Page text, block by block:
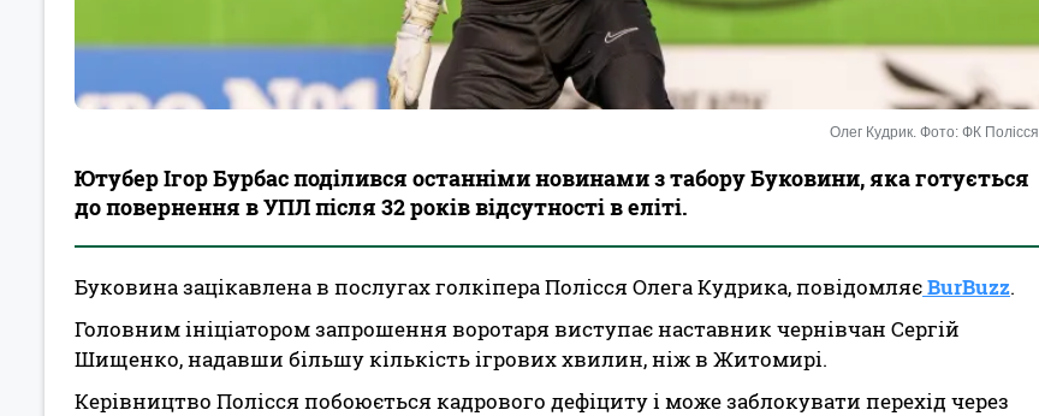
Олег Кудрик. Фото: ФК Полісся
Ютубер Ігор Бурбас поділився останніми новинами з табору Буковини, яка готується
до повернення в УПЛ після 32 років відсутності в еліті.
Буковина зацікавлена в послугах голкіпера Полісся Олега Кудрика, повідомляєBurBuzz.
Головним ініціатором запрошення воротаря виступає наставник чернівчан Сергій
Шищенко, надавши більшу кількість ігрових хвилин, ніж в Житомирі.
Керівництво Полісся побоюється кадрового дефіциту і може заблокувати перехід через